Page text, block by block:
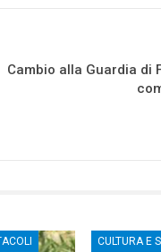
Cambio alla Guardia di
CULTURA E